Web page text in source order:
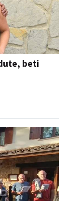
beti